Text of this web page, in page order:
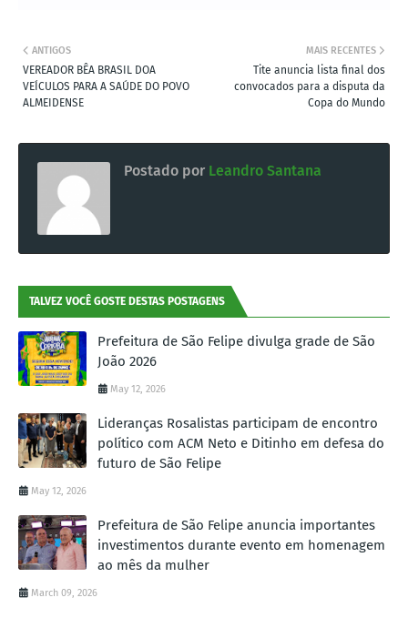
MAIS RECENTES
Tite anuncia lista final dos
convocados para a disputa da
Copa do Mundo
ANTIGOS
VEREADOR BÊA BRASIL DOA
VEÍCULOS PARA A SAÚDE DO POVO
ALMEIDENSE
Postado por Leandro Santana
TALVEZ VOCÊ GOSTE DESTAS POSTAGENS
Prefeitura de São Felipe divulga grade de São
João 2026
May 12, 2026
Lideranças Rosalistas participam de encontro
político com ACM Neto e Ditinho em defesa do
futuro de São Felipe
May 12, 2026
Prefeitura de São Felipe anuncia importantes
investimentos durante evento em homenagem
ao mês da mulher
March 09, 2026